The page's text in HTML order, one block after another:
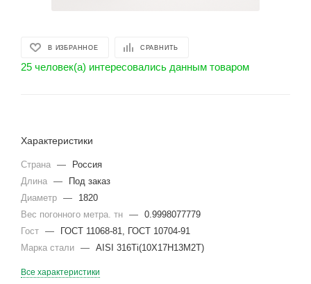
В ИЗБРАННОЕ СРАВНИТЬ
25 человек(а) интересовались данным товаром
Характеристики
Страна —
Россия
Длина —
Под заказ
Диаметр —
1820
Вес погонного метра. тн — 0.9998077779
Гост —
ГОСТ 11068-81, ГОСТ 10704-91
Марка стали — AISI 316Ti(10Х17Н13М2Т)
Все характеристики